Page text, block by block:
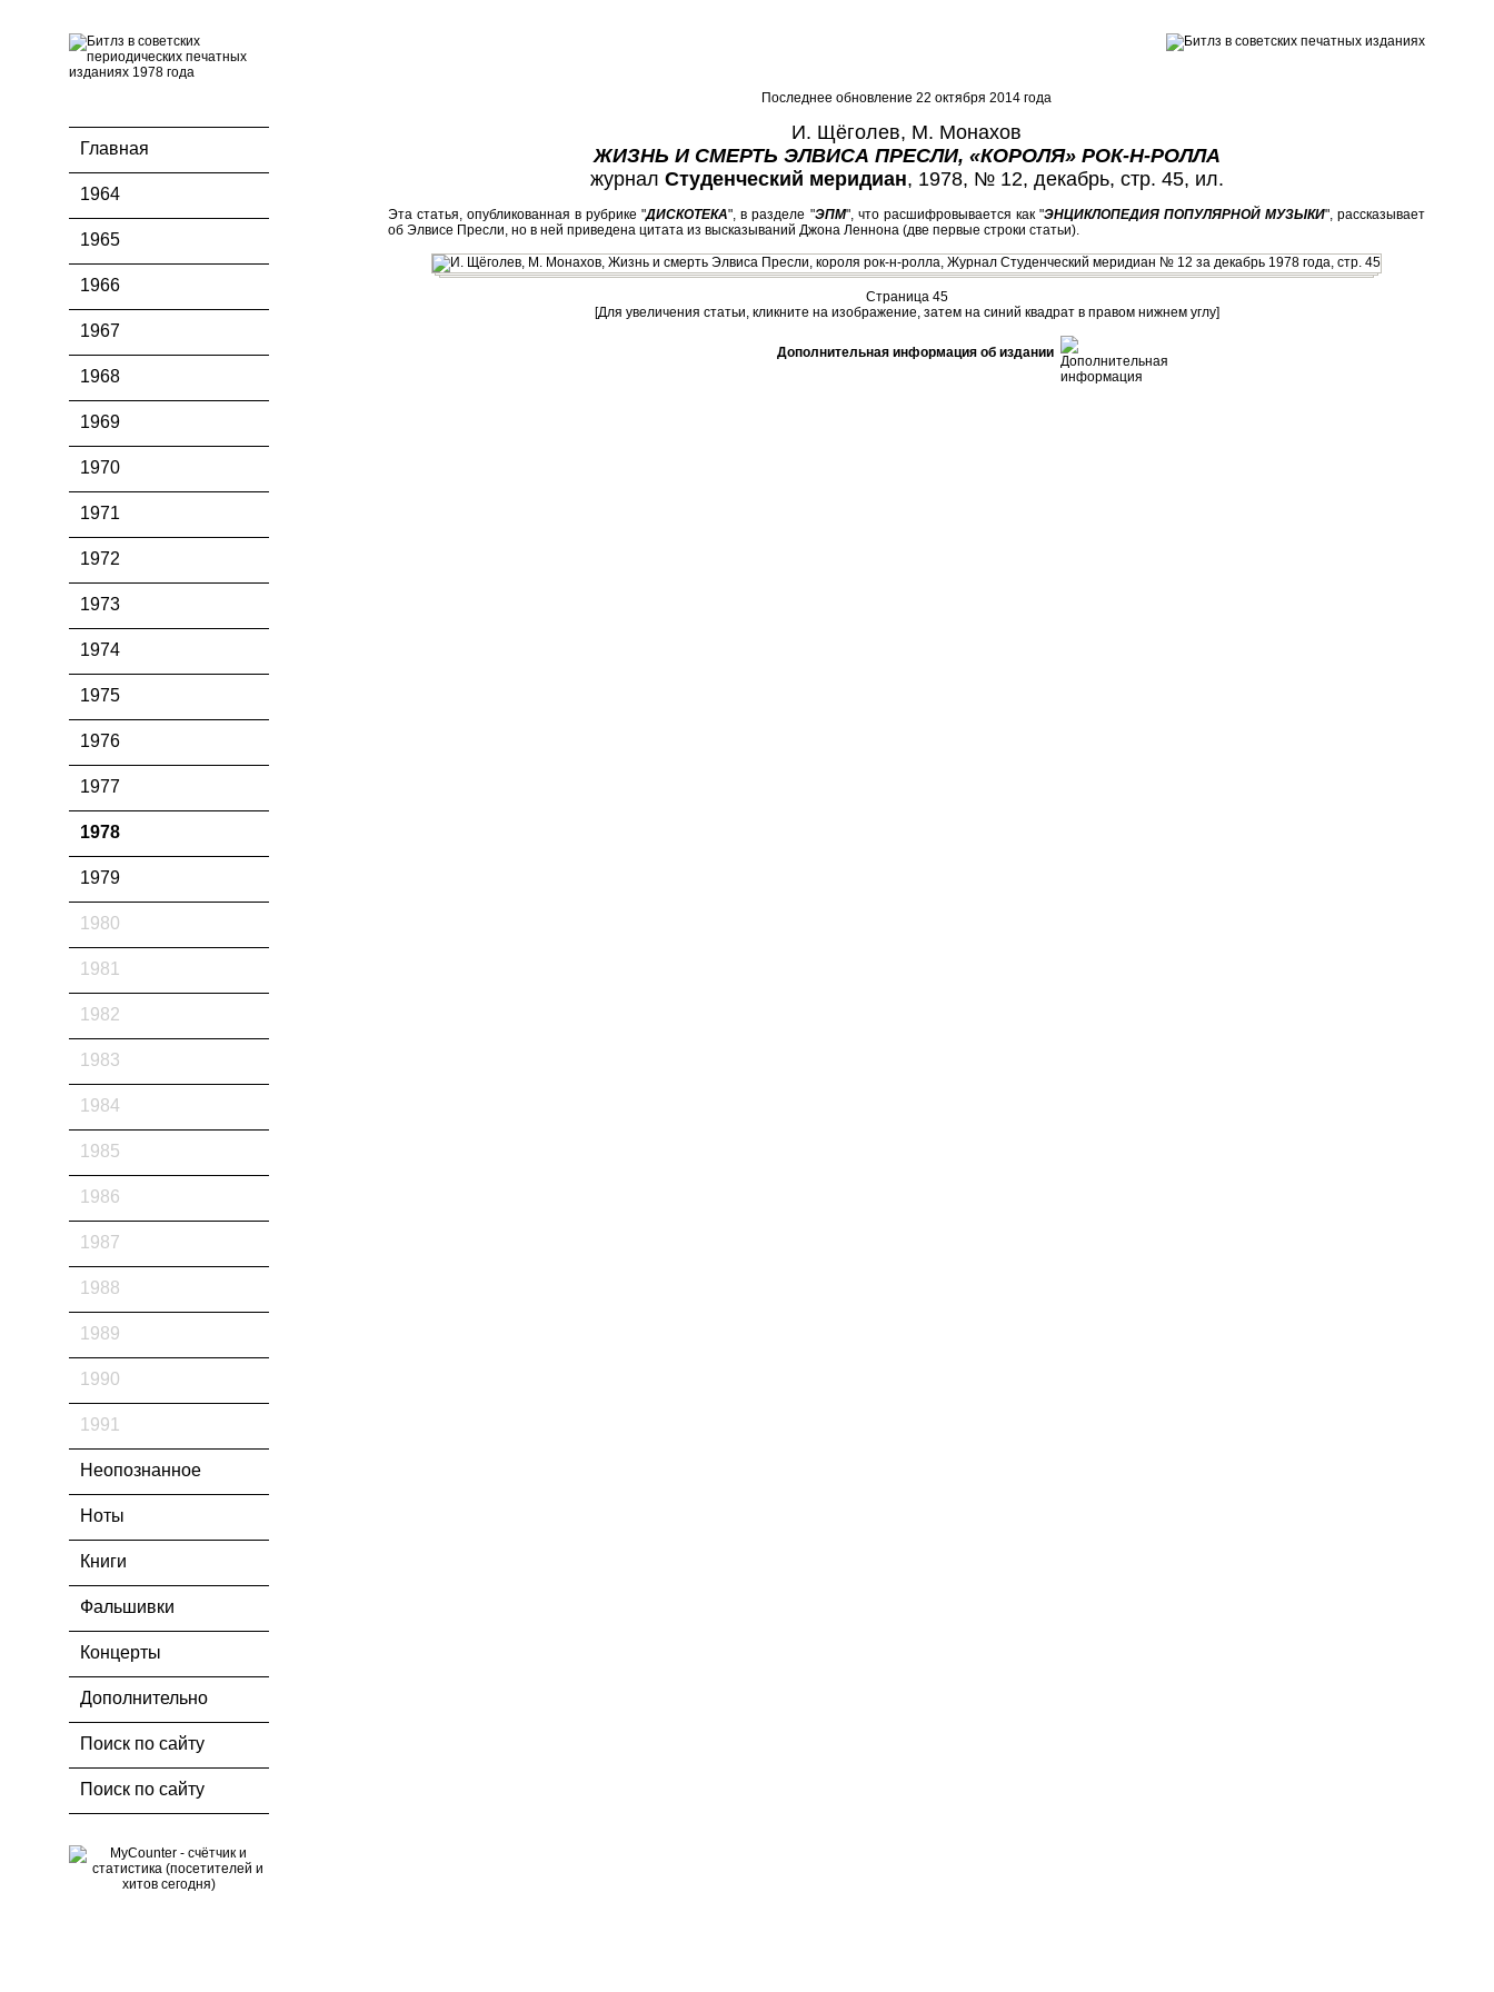
Главная
1964
1965
1966
1967
1968
1969
1970
1971
1972
1973
1974
1975
1976
1977
1978
1979
1980
1981
1982
1983
1984
1985
1986
1987
1988
1989
1990
1991
Неопознанное
Ноты
Книги
Фальшивки
Концерты
Дополнительно
Поиск по сайту
Поиск по сайту
Последнее обновление 22 октября 2014 года
И. Щёголев, М. Монахов
ЖИЗНЬ И СМЕРТЬ ЭЛВИСА ПРЕСЛИ, «КОРОЛЯ» РОК-Н-РОЛЛА
журнал Студенческий меридиан, 1978, № 12, декабрь, стр. 45, ил.
Эта статья, опубликованная в рубрике "ДИСКОТЕКА", в разделе "ЭПМ", что расшифровывается как "ЭНЦИКЛОПЕДИЯ ПОПУЛЯРНОЙ МУЗЫКИ", рассказывает
об Элвисе Пресли, но в ней приведена цитата из высказываний Джона Леннона (две первые строки статьи).
Страница 45
[Для увеличения статьи, кликните на изображение, затем на синий квадрат в правом нижнем углу]
Дополнительная информация об издании